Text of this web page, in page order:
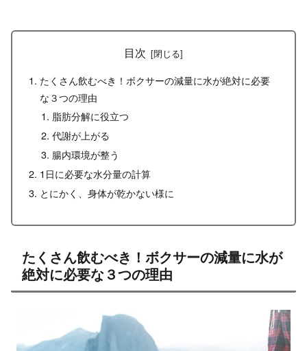
目次
たくさん飲むべき！ボクサーの減量に水が絶対に必要
な３つの理由
脂肪分解に役立つ
代謝が上がる
腸内環境が整う
1日に必要な水分量の計算
とにかく、身体が乾かない様に
たくさん飲むべき！ボクサーの減量に水が
絶対に必要な３つの理由